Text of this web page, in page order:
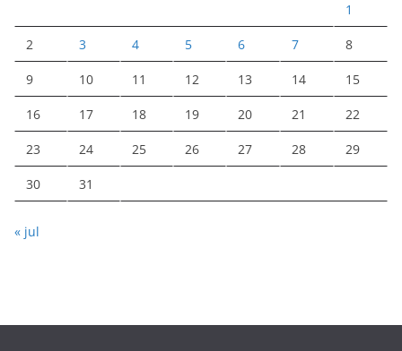
1
2 3 4 5 6 7 8
9 10 11 12 13 14 15
16 17 18 19 20 21 22
23 24 25 26 27 28 29
30 31
« jul